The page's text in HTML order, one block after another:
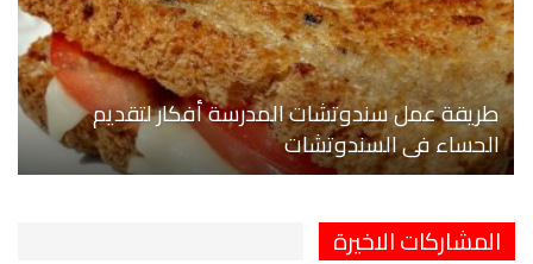
طريقة عمل سندوتشات المدرسة أفكار لتقديم
الحساء في السندوتشات
المشاركات الاخيرة